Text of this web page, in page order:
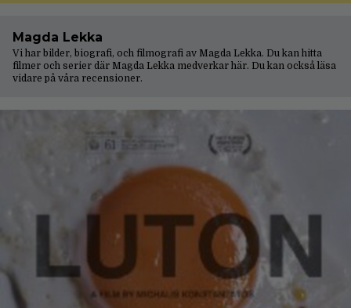
Magda Lekka
Vi har bilder, biografi, och filmografi av Magda Lekka. Du kan hitta
filmer och serier där Magda Lekka medverkar här. Du kan också läsa
vidare på våra recensioner.